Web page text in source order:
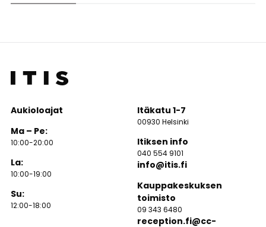
Aukioloajat
Ma – Pe:
10:00-20:00
La:
10:00-19:00
Su:
12:00-18:00
Itäkatu 1-7
00930 Helsinki
Itiksen info
040 554 9101
info@itis.fi
Kauppakeskuksen
toimisto
09 343 6480
reception.fi@cc-